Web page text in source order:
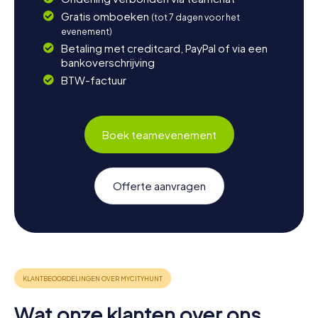
Gratis omboeken (tot 7 dagen voor het
evenement)
Betaling met creditcard, PayPal of via een
bankoverschrijving
BTW-factuur
Boek teamevenement
Offerte aanvragen